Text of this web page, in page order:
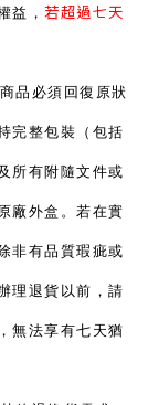
益， 若超過七天
品必須回復原狀
完整包裝（包括
所有附隨文件或
廠外盒。若在實
非有品質瑕疵或
理退貨以前，請
無法享有七天猶